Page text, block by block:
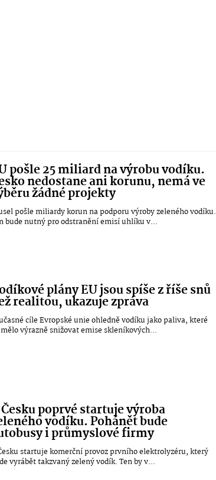
pošle 25 miliard na výrobu vodíku.
nedostane ani korunu, nemá ve
žádné projekty
pošle miliardy korun na podporu výroby zeleného vodíku.
bude nutný pro odstranění emisí uhlíku v...
plány EU jsou spíše z říše snů
realitou, ukazuje zpráva
cíle Evropské unie ohledně vodíku jako paliva, které
výrazně snižovat emise skleníkových...
poprvé startuje výroba
vodíku. Pohánět bude
i průmyslové firmy
startuje komerční provoz prvního elektrolyzéru, který
vyrábět takzvaný zelený vodík. Ten by v...